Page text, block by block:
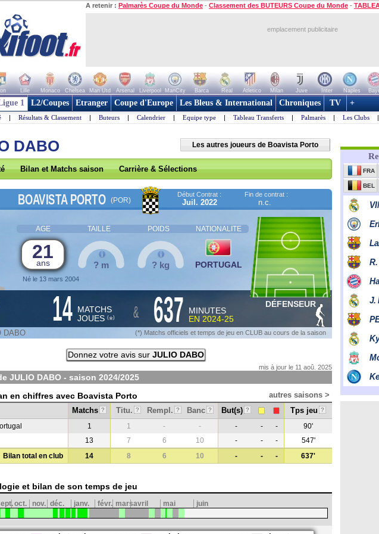
A retenir : Palmarès Coupe du Monde - Classement des BUTEURS Coupe du Monde -
emplacement publicitaire
Lille Monaco Chelsea Man Utd Arsenal Liverpool ManCity Barca Real Atletico Milan Juve Inter Naples
1 L2/Coupes Etranger Coupe d'Europe Les Bleus & International Chroniques TV +
| Résultats & Classement | Buteurs | Calendrier | Equipe type | Tableau Transferts | Palmarès | Les Clubs |
DABO Les autres joueurs de Boavista Porto
Bilan et Matchs saison Carrière & Sélections
BOAVISTA PORTO (POR)
Début Contrat :
Juil. 2022
Fin de contrat :
n.c.
AGE TAILLE POIDS NATIONALITE
21
ans
Né le 13 mars 2004
? m ? kg PORTUGAL
14 MATCHS
JOUES (*) & 637
MINUTES
EN 2024-25
DÉFENSEUR
DABO (*) Matchs officiels et temps de jeu en CLUB au cours de la saison
Donnez votre avis sur JULIO DABO
mis à jour le 11 aoû. 2025
JULIO DABO - saison 2024/2025
en chiffres avec Boavista Porto
autres saisons >
Matchs ? Titu. ? Rempl. ? Banc ? But(s) ? Tps jeu ?
1 1 - - - - -
90'
13 7 6 10 - - -
547'
Bilan total en club
14 8 6 10 - - - 637'
et bilan de son temps de jeu
oct. nov. déc. janv. févr. marsavril mai juin